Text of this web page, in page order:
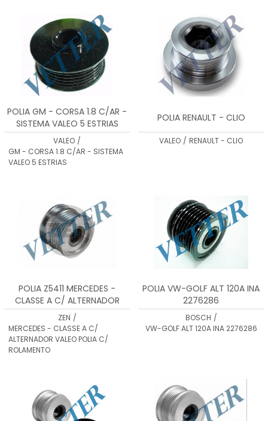
POLIA GM - CORSA 1.8 C/AR -
SISTEMA VALEO 5 ESTRIAS
VALEO /
GM - CORSA 1.8 C/AR - SISTEMA
VALEO 5 ESTRIAS
POLIA RENAULT - CLIO
VALEO / RENAULT - CLIO
POLIA Z5411 MERCEDES -
CLASSE A C/ ALTERNADOR
VALEO POLIA C/ ROLAMENTO
ZEN /
MERCEDES - CLASSE A C/
ALTERNADOR VALEO POLIA C/
ROLAMENTO
POLIA VW-GOLF ALT 120A INA
2276286
BOSCH /
VW-GOLF ALT 120A INA 2276286